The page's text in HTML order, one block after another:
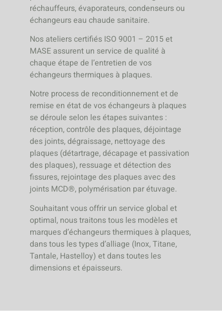
réchauffeurs, évaporateurs, condenseurs ou
échangeurs eau chaude sanitaire.
Nos ateliers certifiés ISO 9001 – 2015 et
MASE assurent un service de qualité à
chaque étape de l’entretien de vos
échangeurs thermiques à plaques.
Notre process de reconditionnement et de
remise en état de vos échangeurs à plaques
se déroule selon les étapes suivantes :
réception, contrôle des plaques, déjointage
des joints, dégraissage, nettoyage des
plaques (détartrage, décapage et passivation
des plaques), ressuage et détection des
fissures, rejointage des plaques avec des
joints MCD®, polymérisation par étuvage.
Souhaitant vous offrir un service global et
optimal, nous traitons tous les modèles et
marques d’échangeurs thermiques à plaques,
dans tous les types d’alliage (Inox, Titane,
Tantale, Hastelloy) et dans toutes les
dimensions et épaisseurs.